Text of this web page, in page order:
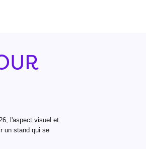
l'aspect visuel et
un stand qui se